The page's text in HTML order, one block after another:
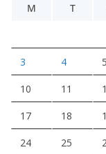
M
T
3 4 5
10 11
17 18
24 25